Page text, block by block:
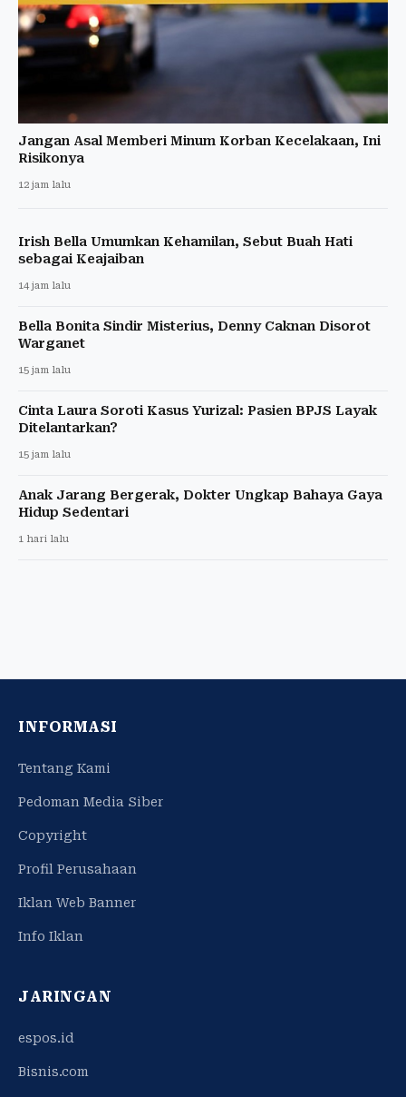
Jangan Asal Memberi Minum Korban Kecelakaan, Ini
Risikonya
12 jam lalu
Irish Bella Umumkan Kehamilan, Sebut Buah Hati
sebagai Keajaiban
14 jam lalu
Bella Bonita Sindir Misterius, Denny Caknan Disorot
Warganet
15 jam lalu
Cinta Laura Soroti Kasus Yurizal: Pasien BPJS Layak
Ditelantarkan?
15 jam lalu
Anak Jarang Bergerak, Dokter Ungkap Bahaya Gaya
Hidup Sedentari
1 hari lalu
INFORMASI
Tentang Kami
Pedoman Media Siber
Copyright
Profil Perusahaan
Iklan Web Banner
Info Iklan
JARINGAN
espos.id
Bisnis.com